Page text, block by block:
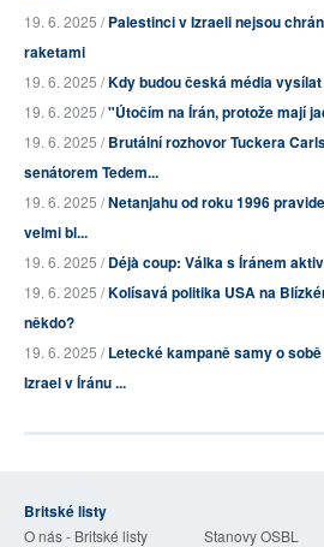
19. 6. 2025 /Palestinci v Izraeli nejsou
raketami
19. 6. 2025 /Kdy budou česká média
19. 6. 2025 /"Útočím na Írán, protože mají
19. 6. 2025 /Brutální rozhovor Tuckera
senátorem Tedem...
19. 6. 2025 /Netanjahu od roku 1996
velmi bl...
19. 6. 2025 /Déjà coup: Válka s Íránem
19. 6. 2025 /Kolísavá politika USA na
někdo?
19. 6. 2025 /Letecké kampaně samy o
Izrael v Íránu ...
Britské listy
O nás - Britské listy Stanovy OSBL